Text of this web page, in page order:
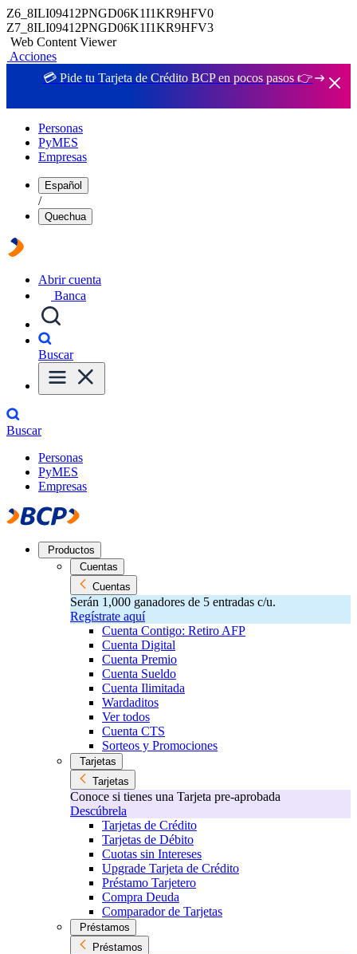
Z6_8ILI09412PNGD06K1I1KR9HFV0
Z7_8ILI09412PNGD06K1I1KR9HFV3
Web Content Viewer
Acciones
💳 Pide tu Tarjeta de Crédito BCP en pocos pasos 👉
Personas
PyMES
Empresas
Español
/
Quechua
Abrir cuenta
Banca
Buscar
Buscar
Personas
PyMES
Empresas
Productos
Cuentas
Cuentas
Serán 1,000 ganadores de 5 entradas c/u.
Regístrate aquí
Cuenta Contigo: Retiro AFP
Cuenta Digital
Cuenta Premio
Cuenta Sueldo
Cuenta Ilimitada
Wardaditos
Ver todos
Cuenta CTS
Sorteos y Promociones
Tarjetas
Tarjetas
Conoce si tienes una Tarjeta pre-aprobada
Descúbrela
Tarjetas de Crédito
Tarjetas de Débito
Cuotas sin Intereses
Upgrade Tarjeta de Crédito
Préstamo Tarjetero
Compra Deuda
Comparador de Tarjetas
Préstamos
Préstamos